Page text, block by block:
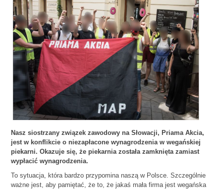
Nasz siostrzany związek zawodowy na Słowacji, Priama Akcia,
jest w konflikcie o niezapłacone wynagrodzenia w wegańskiej
piekarni. Okazuje się, że piekarnia została zamknięta zamiast
wypłacić wynagrodzenia.
To sytuacja, która bardzo przypomina naszą w Polsce. Szczególnie
ważne jest, aby pamiętać, że to, że jakaś mała firma jest wegańska